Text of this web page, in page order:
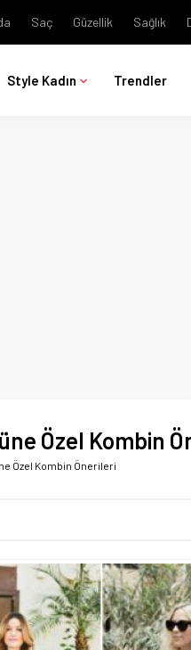
Saç Güzellik Sağlık
Style Kadın Trendler
Özel Kombin
Özel Kombin Önerileri